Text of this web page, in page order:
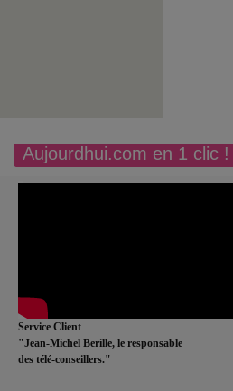
Aujourdhui.com en 1 clic !
Service Client
"Jean-Michel Berille, le responsable
des télé-conseillers."